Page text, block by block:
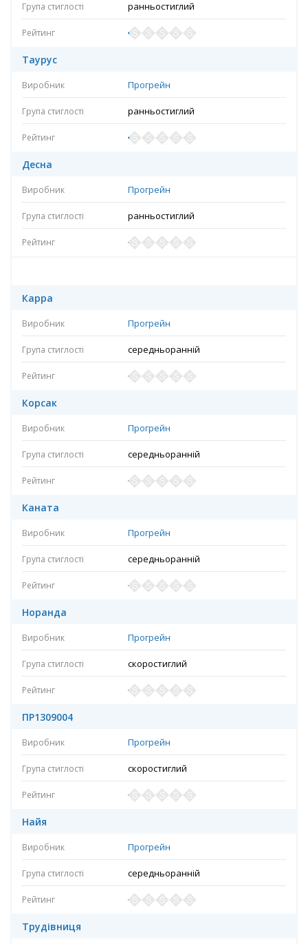
ранньостиглий
Таурус
Прогрейн
ранньостиглий
Десна
Прогрейн
ранньостиглий
Карра
Прогрейн
середньоранній
Корсак
Прогрейн
середньоранній
Каната
Прогрейн
середньоранній
Норанда
Прогрейн
скоростиглий
ПР1309004
Прогрейн
скоростиглий
Найя
Прогрейн
середньоранній
Трудівниця